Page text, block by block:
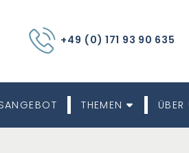
+49 (0) 171 93 90 635
THEMEN ÜBER